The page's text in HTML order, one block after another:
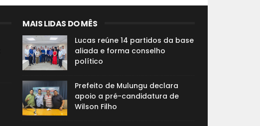
MAIS LIDAS DO MÊS
Lucas reúne 14 partidos da base
aliada e forma conselho
político
Prefeito de Mulungu declara
apoio a pré-candidatura de
Wilson Filho